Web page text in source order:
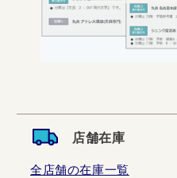
店舗在庫
全店舗の在庫一覧